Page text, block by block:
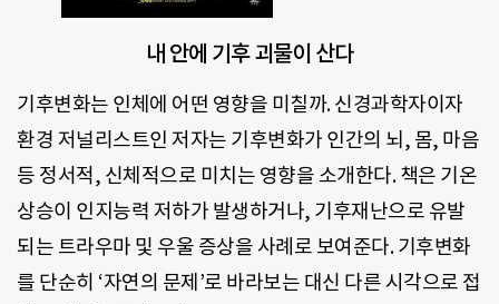
내 안에 기후 괴물이 산다
기후변화는 인체에 어떤 영향을 미칠까. 신경과학자이자
환경 저널리스트인 저자는 기후변화가 인간의 뇌, 몸, 마음
등 정서적, 신체적으로 미치는 영향을 소개한다. 책은 기온
상승이 인지능력 저하가 발생하거나, 기후재난으로 유발
되는 트라우마 및 우울 증상을 사례로 보여준다. 기후변화
를 단순히 ‘자연의 문제’로 바라보는 대신 다른 시각으로 접